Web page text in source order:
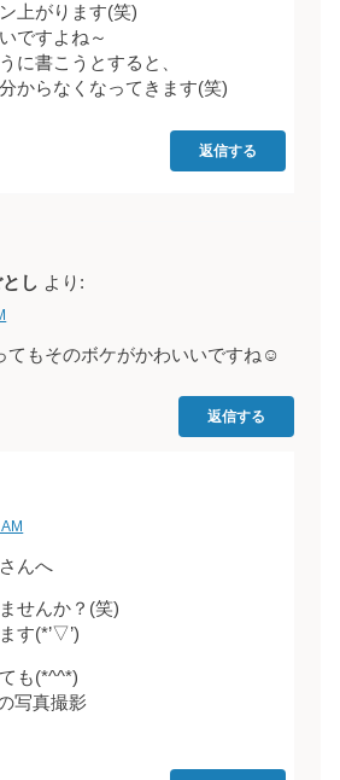
上がります(笑)
ですよね～
に書こうとすると、
からなくなってきます(笑)
返信する
し より:
てもそのボケがかわいいですね☺️
返信する
んへ
せんか？(笑)
す(*’▽’)
も(*^^*)
写真撮影